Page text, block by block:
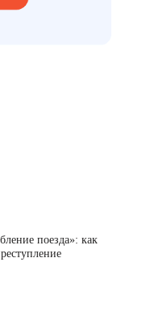
поезда»: как